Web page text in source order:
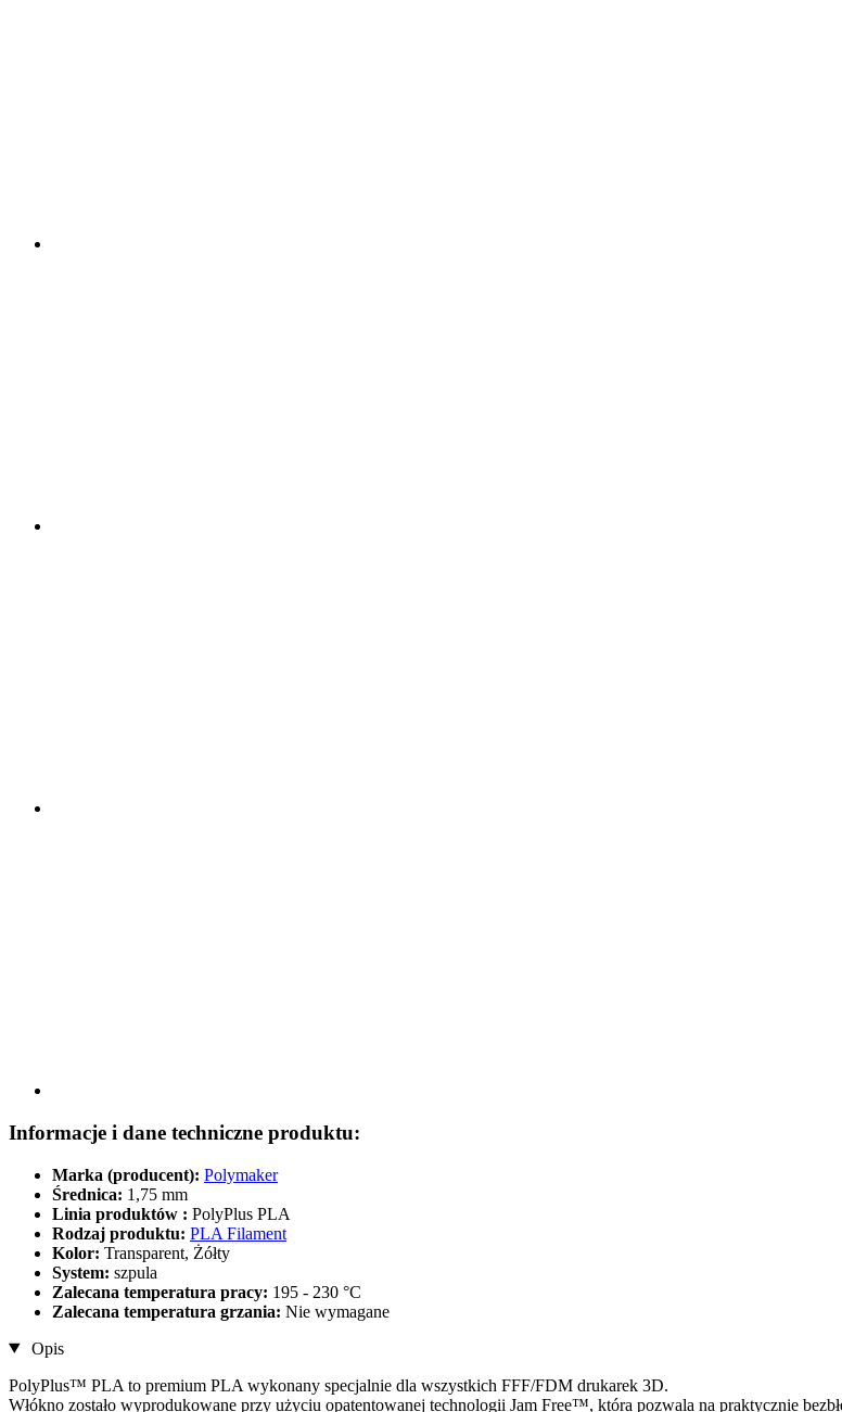
Informacje i dane techniczne produktu:
Marka (producent): Polymaker
Średnica: 1,75 mm
Linia produktów : PolyPlus PLA
Rodzaj produktu: PLA Filament
Kolor: Transparent, Żółty
System: szpula
Zalecana temperatura pracy: 195 - 230 °C
Zalecana temperatura grzania: Nie wymagane
Opis
PolyPlus™ PLA to premium PLA wykonany specjalnie dla wszystkich FFF/FDM drukarek 3D.
Włókno zostało wyprodukowane przy użyciu opatentowanej technologii Jam Free™, która pozwala na praktycznie